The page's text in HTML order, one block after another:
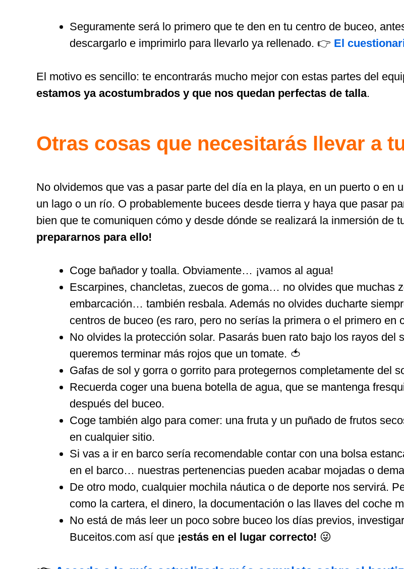
Seguramente será lo primero que te den en tu centro de buceo,
descargarlo e imprimirlo para llevarlo ya rellenado. 👉 El
El motivo es sencillo: te encontrarás mucho mejor con estas partes del
estamos ya acostumbrados y que nos quedan perfectas de talla.
Otras cosas que necesitarás llevar a
No olvidemos que vas a pasar parte del día en la playa, en un puerto o en
un lago o un río. O probablemente bucees desde tierra y haya que pasar
bien que te comuniquen cómo y desde dónde se realizará la inmersión de
prepararnos para ello!
Coge bañador y toalla. Obviamente… ¡vamos al agua!
Escarpines, chancletas, zuecos de goma… no olvides que muchas
embarcación… también resbala. Además no olvides ducharte
centros de buceo (es raro, pero no serías la primera o el primero en
No olvides la protección solar. Pasarás buen rato bajo los rayos del
queremos terminar más rojos que un tomate. 🍅
Gafas de sol y gorra o gorrito para protegernos completamente del
Recuerda coger una buena botella de agua, que se mantenga
después del buceo.
Coge también algo para comer: una fruta y un puñado de frutos
en cualquier sitio.
Si vas a ir en barco sería recomendable contar con una bolsa
en el barco… nuestras pertenencias pueden acabar mojadas o
De otro modo, cualquier mochila náutica o de deporte nos servirá.
como la cartera, el dinero, la documentación o las llaves del coche
No está de más leer un poco sobre buceo los días previos,
Buceitos.com así que ¡estás en el lugar correcto! 😜